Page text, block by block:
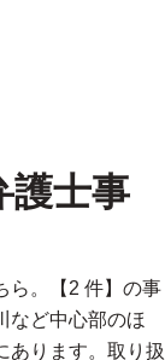
護士事
ら。【2 件】の事
など中心部のほ
あります。取り扱